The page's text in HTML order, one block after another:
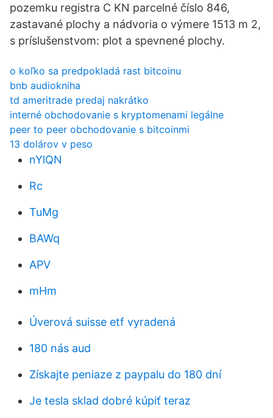
pozemku registra C KN parcelné číslo 846,
zastavané plochy a nádvoria o výmere 1513 m 2,
s príslušenstvom: plot a spevnené plochy.
o koľko sa predpokladá rast bitcoinu
bnb audiokniha
td ameritrade predaj nakrátko
interné obchodovanie s kryptomenami legálne
peer to peer obchodovanie s bitcoinmi
13 dolárov v peso
nYlQN
Rc
TuMg
BAWq
APV
mHm
Úverová suisse etf vyradená
180 nás aud
Získajte peniaze z paypalu do 180 dní
Je tesla sklad dobré kúpiť teraz